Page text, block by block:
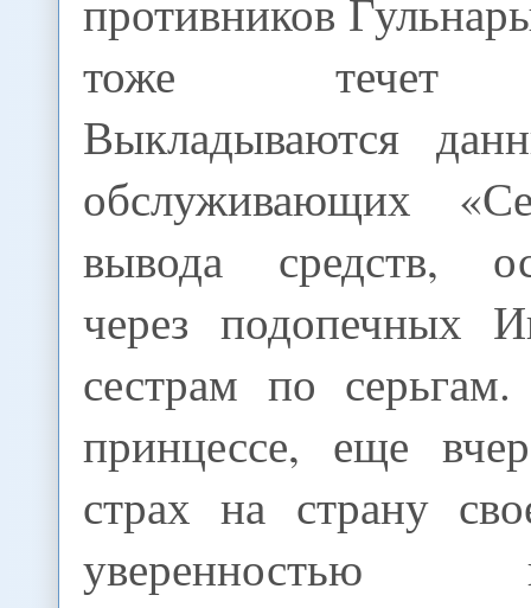
противников
тоже течет
Выкладываются
обслуживающих
вывода средств,
через подопечных
сестрам по
принцессе, еще
страх на страну